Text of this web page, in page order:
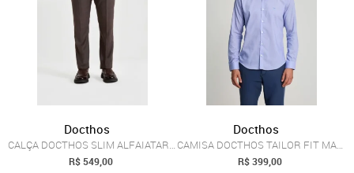
Docthos
CALÇA DOCTHOS SLIM ALFAIATARIA PV XADREZ...
R$ 549,00
Docthos
CAMISA DOCTHOS TAILOR FIT MANGA LONGA PR...
R$ 399,00